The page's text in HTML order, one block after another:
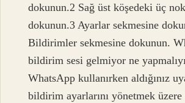
dokunun.2 Sağ üst köşedeki üç
dokunun.3 Ayarlar sekmesine
Bildirimler sekmesine dokunun.
bildirim sesi gelmiyor ne
WhatsApp kullanırken aldığınız
bildirim ayarlarını yönetmek